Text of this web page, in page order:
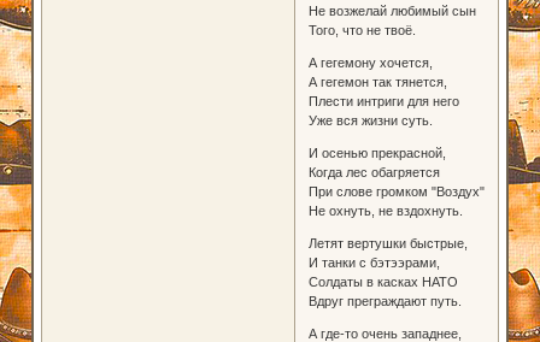
Не возжелай любимый сын
Того, что не твоё.
А гегемону хочется,
А гегемон так тянется,
Плести интриги для него
Уже вся жизни суть.
И осенью прекрасной,
Когда лес обагряется
При слове громком "Воздух"
Не охнуть, не вздохнуть.
Летят вертушки быстрые,
И танки с бэтээрами,
Солдаты в касках НАТО
Вдруг преграждают путь.
А где-то очень западнее,